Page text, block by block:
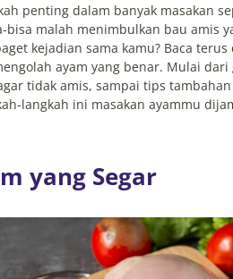
penting dalam banyak masakan
bisa malah menimbulkan bau amis
kejadian sama kamu? Baca
ayam yang benar. Mulai
tidak amis, sampai tips
langkah ini masakan ayammu
yang Segar